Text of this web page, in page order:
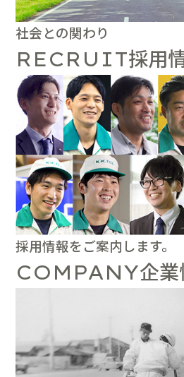
社会との関わり
RECRUIT採用
採用情報をご案内します。
COMPANY企